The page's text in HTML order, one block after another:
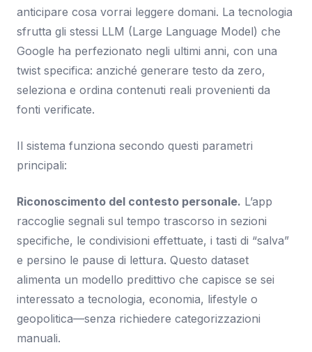
anticipare cosa vorrai leggere domani. La tecnologia
sfrutta gli stessi LLM (Large Language Model) che
Google ha perfezionato negli ultimi anni, con una
twist specifica: anziché generare testo da zero,
seleziona e ordina contenuti reali provenienti da
fonti verificate.
Il sistema funziona secondo questi parametri
principali:
Riconoscimento del contesto personale. L’app
raccoglie segnali sul tempo trascorso in sezioni
specifiche, le condivisioni effettuate, i tasti di “salva”
e persino le pause di lettura. Questo dataset
alimenta un modello predittivo che capisce se sei
interessato a tecnologia, economia, lifestyle o
geopolitica—senza richiedere categorizzazioni
manuali.